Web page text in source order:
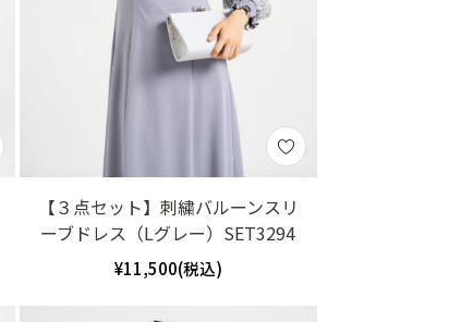
【３点セット】刺繍バルーンスリ
ーブドレス（Lグレー）SET3294
¥11,500(税込)